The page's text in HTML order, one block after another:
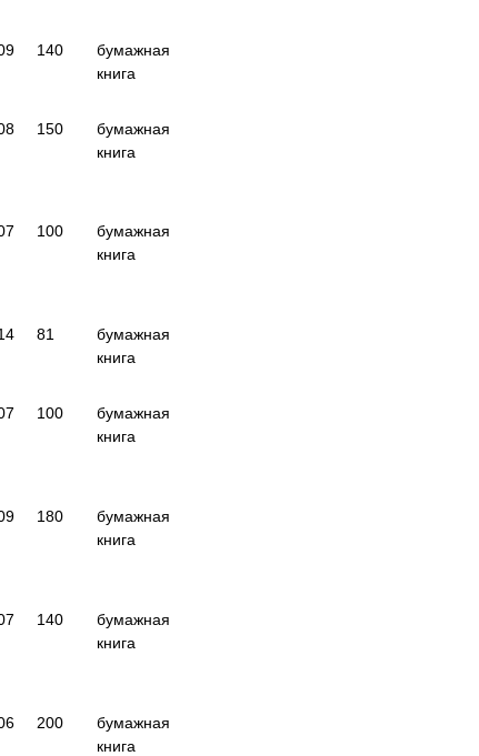
140
бумажная
книга
150
бумажная
книга
100
бумажная
книга
81
бумажная
книга
100
бумажная
книга
180
бумажная
книга
140
бумажная
книга
200
бумажная
книга